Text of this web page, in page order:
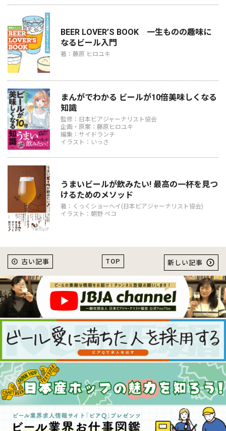
BEER LOVER’S BOOK 一生ものの趣味に
なるビール入門
著：藤原 ヒロユキ
まんがでわかる ビールが10倍美味しくなる
知識
監修：日本ビアジャーナリスト協会
企画・原案：藤原ヒロユキ
編集：サイドランチ
イラスト：いっさ
うまいビールが飲みたい! 最高の一杯を見つ
けるためのメソッド
著：くっくショーヘイ(日本ビアジャーナリスト協会)
イラスト：朝野 ペコ
TOP
古い記事 新しい記事